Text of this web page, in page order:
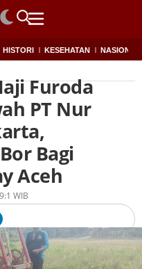
HISTORI KESEHATAN NASIONAL
Furoda
PT Nur
Bagi
Aceh
WIB